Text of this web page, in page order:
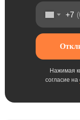
+7
Нажимая
согласие на